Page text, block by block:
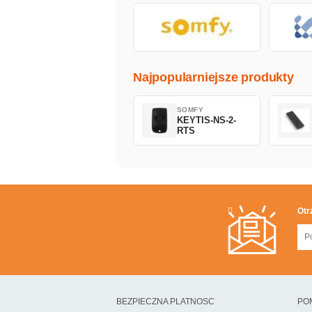
Najpopularniejsze produkty
SOMFY
KEYTIS-NS-2-
RTS
BEZPIECZNA PLATNOSC